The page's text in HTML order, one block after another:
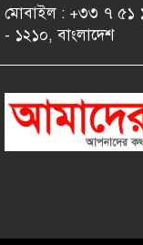
মোবাইল : +৩৩ ৭ ৫১
- ১২১০, বাংলাদেশ